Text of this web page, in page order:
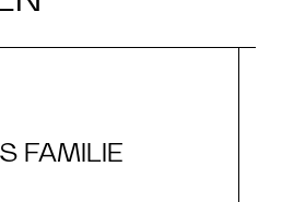
FAMILIE